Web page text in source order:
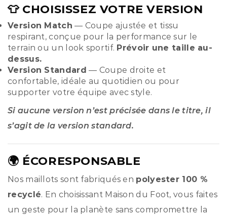
👕 CHOISISSEZ VOTRE VERSION
Version Match — Coupe ajustée et tissu
respirant, conçue pour la performance sur le
terrain ou un look sportif. Prévoir une taille au-
dessus.
Version Standard — Coupe droite et
confortable, idéale au quotidien ou pour
supporter votre équipe avec style.
Si aucune version n’est précisée dans le titre, il
s’agit de la version standard.
🌍 ÉCORESPONSABLE
Nos maillots sont fabriqués en polyester 100 %
recyclé. En choisissant Maison du Foot, vous faites
un geste pour la planète sans compromettre la